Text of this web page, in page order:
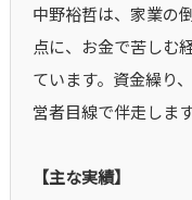
中野裕哲は、家業の
点に、お金で苦しむ
ています。資金繰り
営者目線で伴走します
【主な実績】